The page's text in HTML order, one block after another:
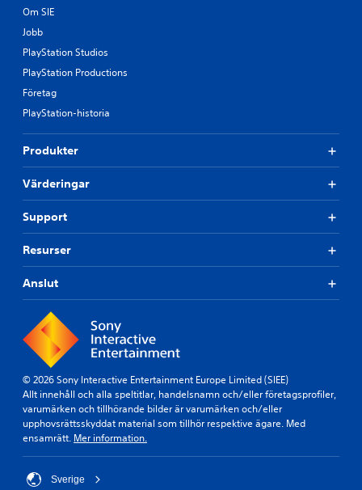
Om SIE
Jobb
PlayStation Studios
PlayStation Productions
Företag
PlayStation-historia
Produkter
Värderingar
Support
Resurser
Anslut
© 2026 Sony Interactive Entertainment Europe Limited (SIEE)
Allt innehåll och alla speltitlar, handelsnamn och/eller företagsprofiler,
varumärken och tillhörande bilder är varumärken och/eller
upphovsrättsskyddat material som tillhör respektive ägare. Med
ensamrätt. Mer information.
Sverige